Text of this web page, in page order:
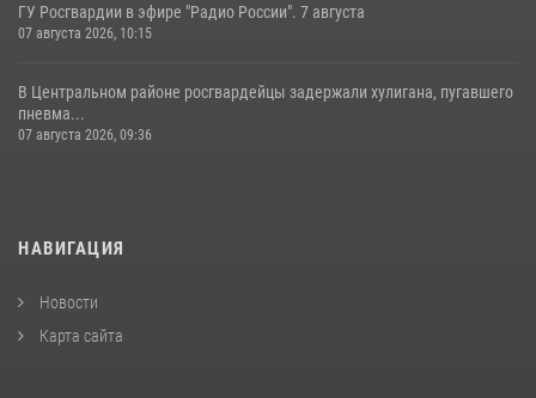
ГУ Росгвардии в эфире "Радио России". 7 августа
07 августа 2026, 10:15
В Центральном районе росгвардейцы задержали хулигана, пугавшего
пневма...
07 августа 2026, 09:36
НАВИГАЦИЯ
Новости
Карта сайта